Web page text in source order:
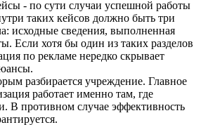
- по сути случаи успешной работы
таких кейсов должно быть три
исходные сведения, выполненная
Если хотя бы один из таких разделов
по рекламе нередко скрывает
разбирается учреждение. Главное
работает именно там, где
В противном случае эффективность